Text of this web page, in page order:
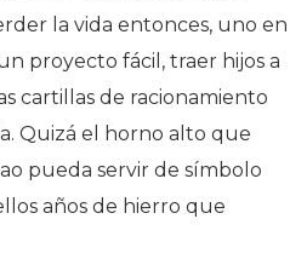
la vida entonces, uno en
proyecto fácil, traer hijos a
cartillas de racionamiento
Quizá el horno alto que
pueda servir de símbolo
años de hierro que